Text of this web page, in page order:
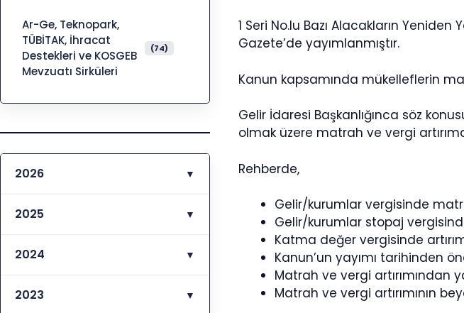
1 Seri No.lu Bazı Alacakların Yeniden
Gazete’de yayımlanmıştır.
Kanun kapsamında mükelleflerin
Gelir İdaresi Başkanlığınca söz
olmak üzere matrah ve vergi
Rehberde,
Gelir/kurumlar vergisinde
Gelir/kurumlar stopaj
Katma değer vergisinde
Kanun’un yayımı tarihinden
Matrah ve vergi
Matrah ve vergi artırımının
Ar-Ge, Teknopark,
TÜBİTAK, İhracat
Destekleri ve KOSGEB
Mevzuatı Sirküleri
(74)
2026 ▼
2025 ▼
2024 ▼
2023 ▼